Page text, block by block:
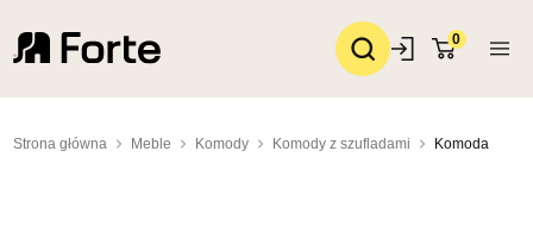
0
Strona główna Meble Komody Komody z szufladami Komoda